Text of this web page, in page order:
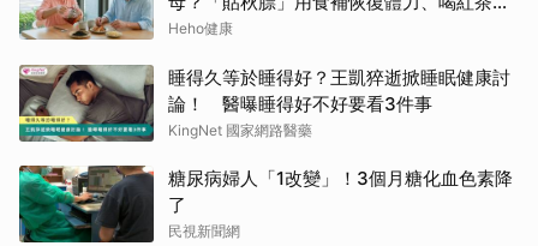
潤燥
Heho健康
睡得久等於睡得好？王凱猝逝掀睡眠健康討
論！ 醫曝睡得好不好要看3件事
KingNet 國家網路醫藥
糖尿病婦人「1改變」！3個月糖化血色素降
了
民視新聞網